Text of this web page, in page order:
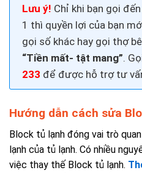
Lưu ý! Chỉ khi bạn gọi
1 thì quyền lợi của bạn
gọi số khác hay gọi thợ
“Tiền mất- tật mang”.
233 để được hỗ trợ tư
Hướng dẫn cách sửa
Block tủ lạnh đóng vai trò
lạnh của tủ lạnh. Có nhiều
việc thay thế Block tủ lạnh.